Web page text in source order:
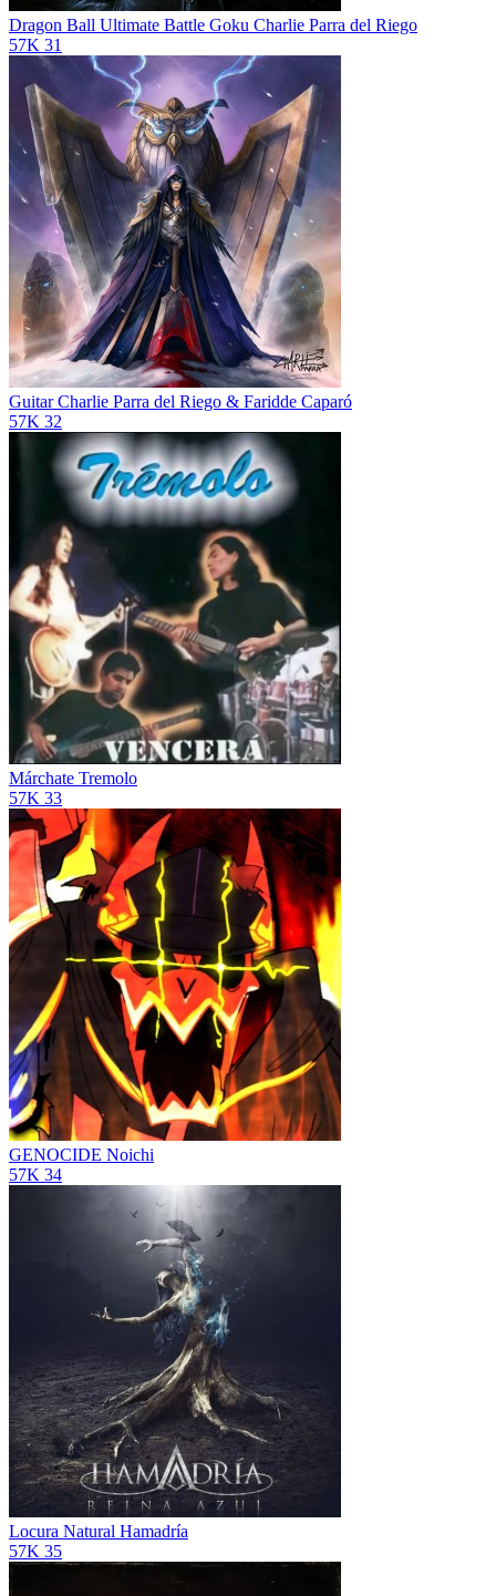
Dragon Ball Ultimate Battle Goku Charlie Parra del Riego
57K 31
Guitar Charlie Parra del Riego & Faridde Caparó
57K 32
Márchate Tremolo
57K 33
GENOCIDE Noichi
57K 34
Locura Natural Hamadría
57K 35